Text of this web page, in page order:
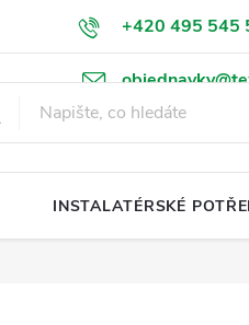
+420 495 545
Podmínky ochrany osobních údajů
INSTALATÉRSKÉ